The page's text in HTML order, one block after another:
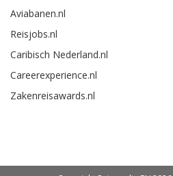
Aviabanen.nl
Reisjobs.nl
Caribisch Nederland.nl
Careerexperience.nl
Zakenreisawards.nl